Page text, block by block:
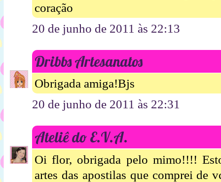
coração
20 de junho de 2011 às 22:13
Dribbs Artesanatos
Obrigada amiga!Bjs
20 de junho de 2011 às 22:31
Ateliê do E.V.A.
Oi flor, obrigada pelo mimo!!!!
artes das apostilas que comprei de